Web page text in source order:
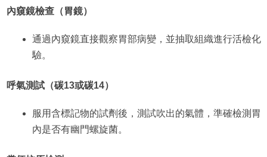
內窺鏡檢查（胃鏡）
通過內窺鏡直接觀察胃部病變，並抽取組織進行活檢化
驗。
呼氣測試（碳13或碳14）
服用含標記物的試劑後，測試吹出的氣體，準確檢測胃
內是否有幽門螺旋菌。